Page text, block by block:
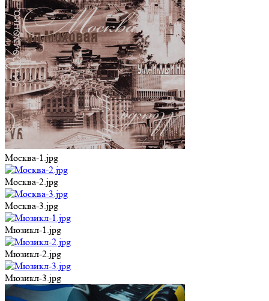
Москва-1.jpg
Москва-2.jpg
Москва-3.jpg
Мюзикл-1.jpg
Мюзикл-2.jpg
Мюзикл-3.jpg